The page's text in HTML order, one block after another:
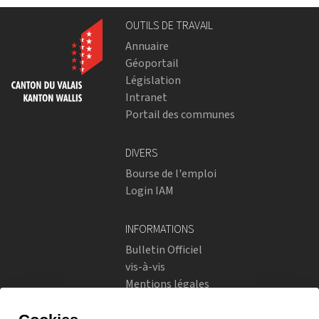
OUTILS DE TRAVAIL
Annuaire
Géoportail
Législation
Intranet
Portail des communes
DIVERS
Bourse de l'emploi
Login IAM
INFORMATIONS
Bulletin Officiel
vis-à-vis
Mentions légales